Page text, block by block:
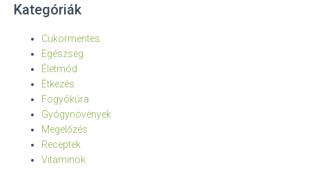
Kategóriák
Cukormentes
Egészség
Életmód
Étkezés
Fogyókúra
Gyógynövények
Megelőzés
Receptek
Vitaminok